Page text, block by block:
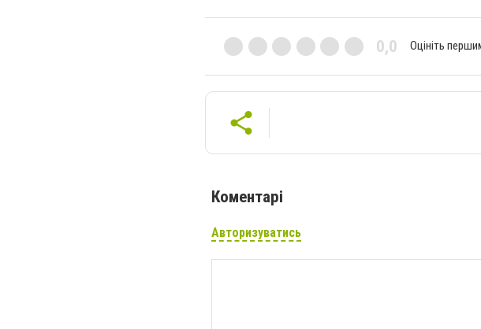
0,0 Оцініть
Коментарі
Авторизуватись